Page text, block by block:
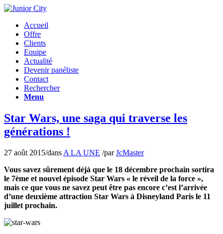
Accueil
Offre
Clients
Equipe
Actualité
Devenir panéliste
Contact
Rechercher
Menu
Star Wars, une saga qui traverse les
générations !
27 août 2015/dans A LA UNE /parJcMaster
Vous savez sûrement déjà que le 18 décembre prochain sortira
le 7ème et nouvel épisode Star Wars « le réveil de la force »,
mais ce que vous ne savez peut être pas encore c’est l’arrivée
d’une deuxième attraction Star Wars à Disneyland Paris le 11
juillet prochain.